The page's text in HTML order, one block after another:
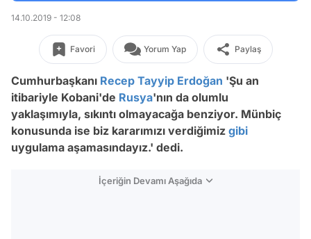
14.10.2019 - 12:08
Favori Yorum Yap Paylaş
Cumhurbaşkanı Recep Tayyip Erdoğan 'Şu an
itibariyle Kobani'de Rusya'nın da olumlu
yaklaşımıyla, sıkıntı olmayacağa benziyor. Münbiç
konusunda ise biz kararımızı verdiğimiz gibi
uygulama aşamasındayız.' dedi.
İçeriğin Devamı Aşağıda